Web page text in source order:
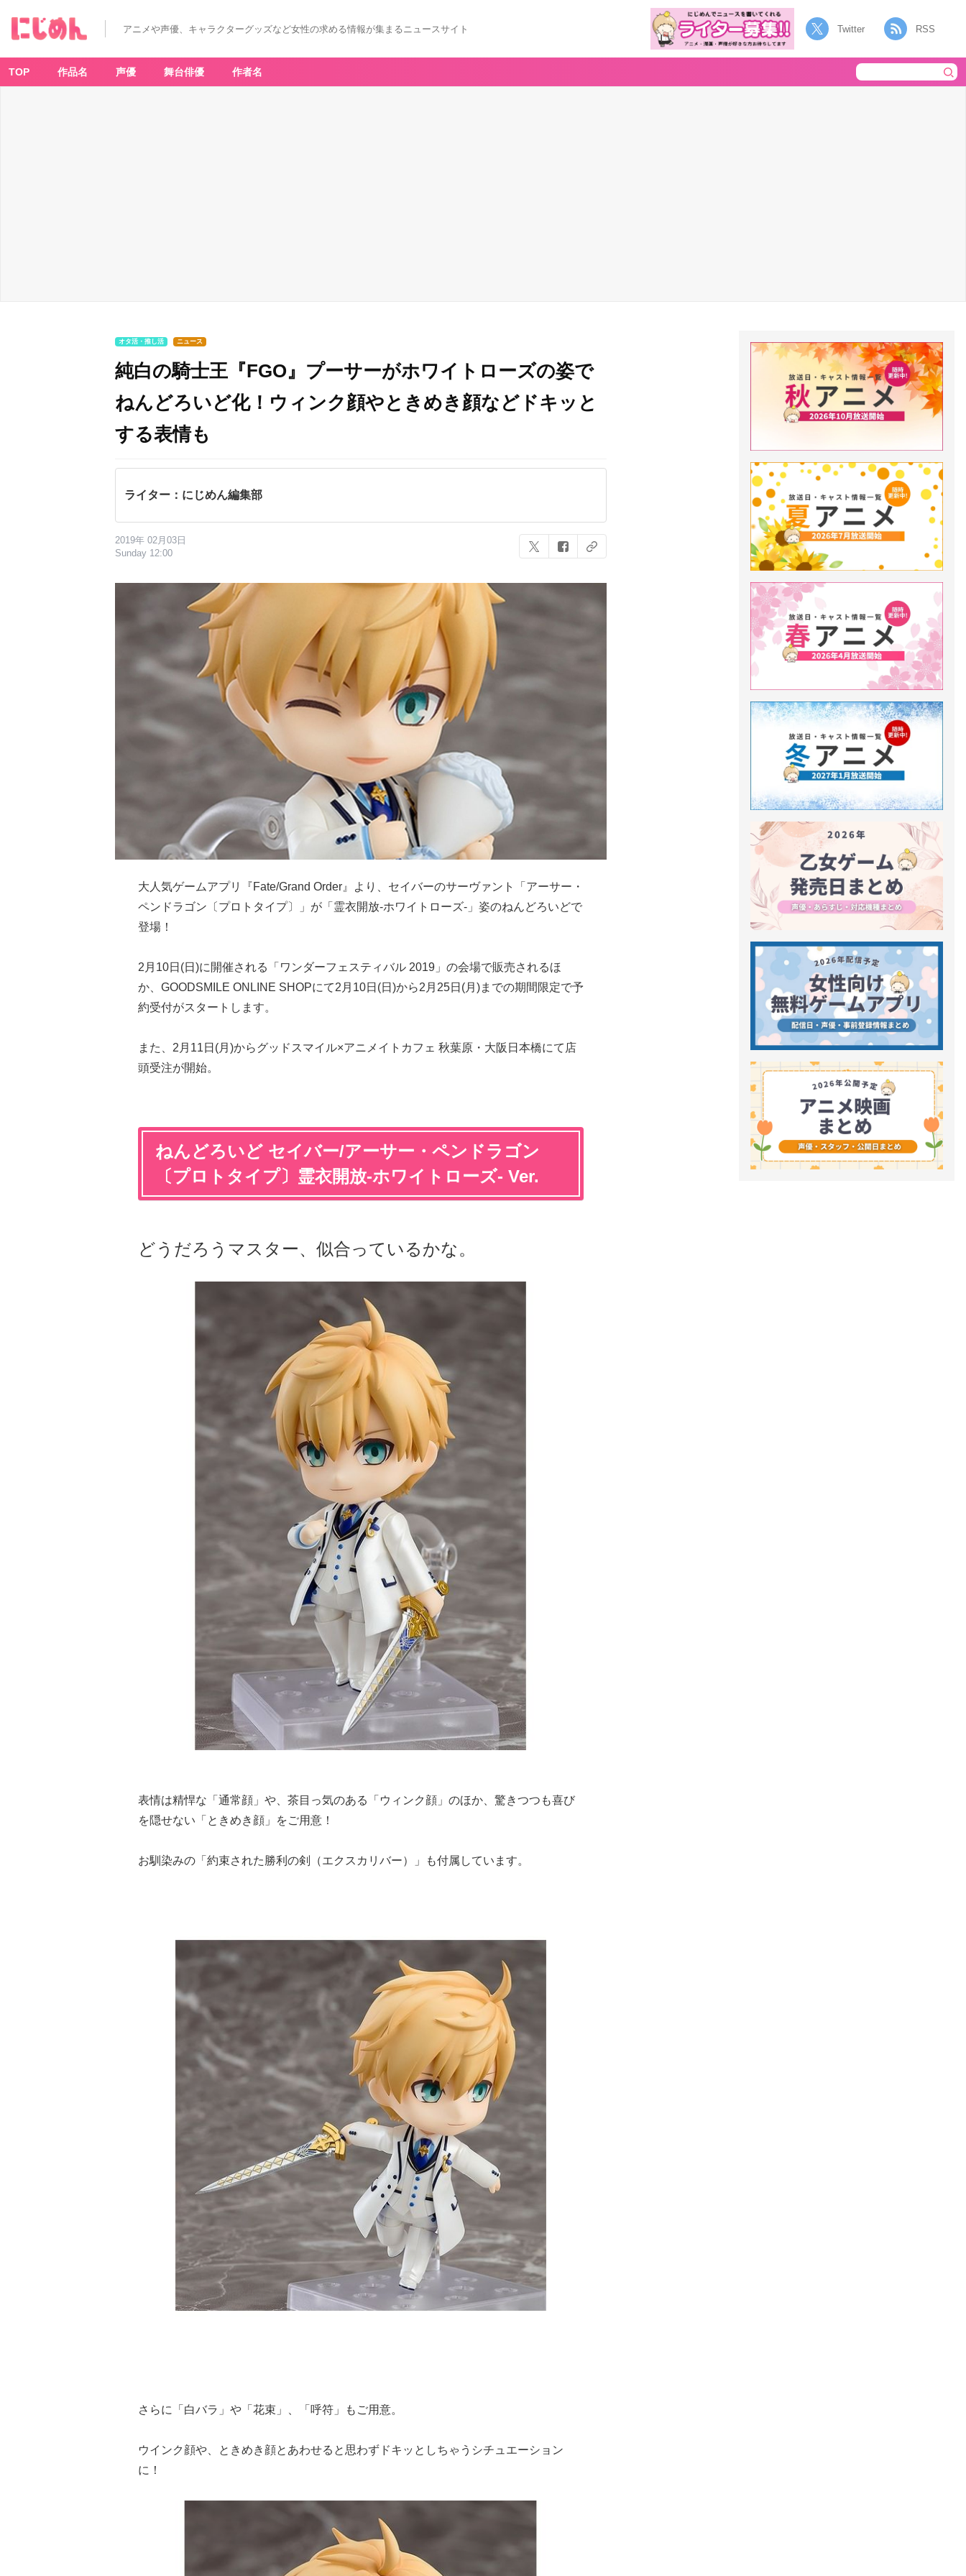
アニメや声優、キャラクターグッズなど女性の求める情報が集まるニュースサイト Twitter RSS
TOP 作品名 声優 舞台俳優 作者名
オタ活・推し活 ニュース
純白の騎士王『FGO』プーサーがホワイトローズの姿で
ねんどろいど化！ウィンク顔やときめき顔などドキッと
する表情も
ライター：にじめん編集部
2019年 02月03日
Sunday 12:00
大人気ゲームアプリ『Fate/Grand Order』より、セイバーのサーヴァント「アーサー・
ペンドラゴン〔プロトタイプ〕」が「霊衣開放-ホワイトローズ-」姿のねんどろいどで
登場！
2月10日(日)に開催される「ワンダーフェスティバル 2019」の会場で販売されるほ
か、GOODSMILE ONLINE SHOPにて2月10日(日)から2月25日(月)までの期間限定で予
約受付がスタートします。
また、2月11日(月)からグッドスマイル×アニメイトカフェ 秋葉原・大阪日本橋にて店
頭受注が開始。
ねんどろいど セイバー/アーサー・ペンドラゴン
〔プロトタイプ〕霊衣開放-ホワイトローズ- Ver.
どうだろうマスター、似合っているかな。
表情は精悍な「通常顔」や、茶目っ気のある「ウィンク顔」のほか、驚きつつも喜び
を隠せない「ときめき顔」をご用意！
お馴染みの「約束された勝利の剣（エクスカリバー）」も付属しています。
さらに「白バラ」や「花束」、「呼符」もご用意。
ウインク顔や、ときめき顔とあわせると思わずドキッとしちゃうシチュエーション
に！